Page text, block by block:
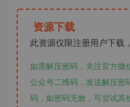
资源下载
此资源仅限注册用户下载
如需解压密码，关注官方微
公众号二维码，发送解压密
码，如密码无效，可尝试其